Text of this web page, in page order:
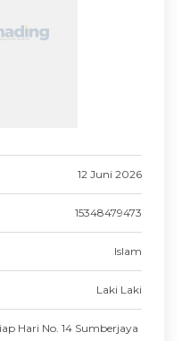
12 Juni 2026
15348479473
Islam
Laki Laki
Hari No. 14 Sumberjaya